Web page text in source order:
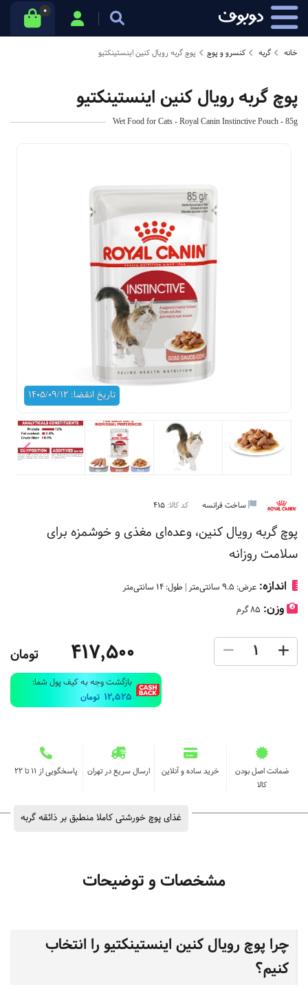
0
خانه گربه کنسرو و پوچ پوچ گربه رویال کنین اینستینکتیو
پوچ گربه رویال کنین اینستینکتیو
Wet Food for Cats - Royal Canin Instinctive Pouch - 85g
تاریخ انقضا: 1405/09/12
ساخت فرانسه کد کالا:
پوچ گربه رویال کنین، وعده‌ای مغذی و خوشمزه برای
سلامت روزانه
اندازه: عرض: 9.5 سانتی‌متر | طول: 14 سانتی‌متر
وزن: 85 گرم
417,500 تومان
بازگشت وجه به کیف پول شما:
12,525 تومان
ضمانت اصل بودن
کالا
خرید ساده و آنلاین ارسال سریع در تهران پاسخگویی از ۱۱ تا ۲۲
غذای پوچ خورشتی کاملا منطبق بر ذائقه گربه
مشخصات و توضیحات
چرا پوچ رویال کنین اینستینکتیو را انتخاب
کنیم؟